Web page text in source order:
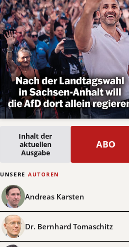
Inhalt der
aktuellen
Ausgabe
ABO
UNSERE AUTOREN
Andreas Karsten
Dr. Bernhard Tomaschitz